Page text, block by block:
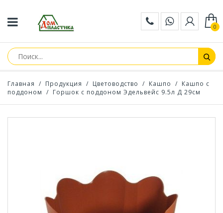
0
Главная / Продукция / Цветоводство / Кашпо / Кашпо с
поддоном / Горшок с поддоном Эдельвейс 9.5л Д 29см